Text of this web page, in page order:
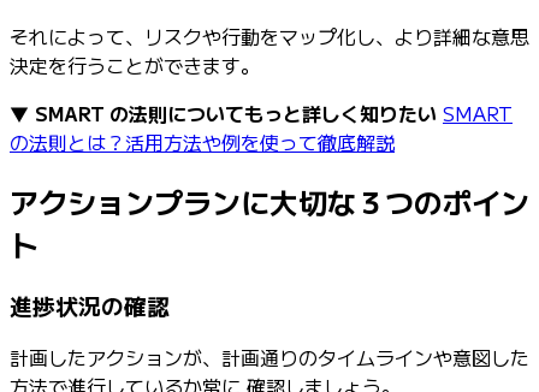
それによって、リスクや行動をマップ化し、より詳細な意思
決定を行うことができます。
▼ SMART の法則についてもっと詳しく知りたい SMART
の法則とは？活用方法や例を使って徹底解説
アクションプランに大切な３つのポイン
ト
進捗状況の確認
計画したアクションが、計画通りのタイムラインや意図した